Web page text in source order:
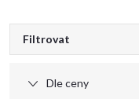
Filtrovat
Dle ceny
V